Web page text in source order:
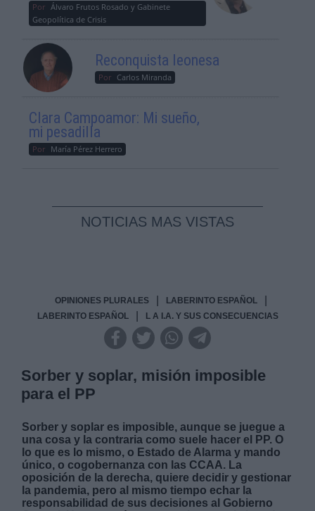
Por Álvaro Frutos Rosado y Gabinete
Geopolítica de Crisis
Reconquista leonesa
Por Carlos Miranda
Clara Campoamor: Mi sueño,
mi pesadilla
Por María Pérez Herrero
NOTICIAS MAS VISTAS
OPINIONES PLURALES LABERINTO ESPAÑOL
LABERINTO ESPAÑOL L A I.A. Y SUS CONSECUENCIAS
Sorber y soplar, misión imposible
para el PP
Sorber y soplar es imposible, aunque se juegue a
una cosa y la contraria como suele hacer el PP. O
lo que es lo mismo, o Estado de Alarma y mando
único, o cogobernanza con las CCAA. La
oposición de la derecha, quiere decidir y gestionar
la pandemia, pero al mismo tiempo echar la
responsabilidad de sus decisiones al Gobierno